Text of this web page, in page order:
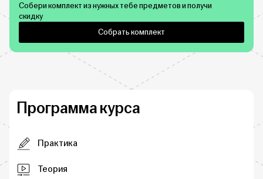
Собери комплект из нужных тебе предметов и получи
скидку
Собрать комплект
Программа курса
Практика
Теория